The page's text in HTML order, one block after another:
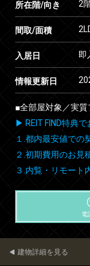
所在階/向き 2
間取/面積
入居日 即
情報更新日
■全部屋対象／実
▶ REIT FIND特典で
１.都内最安値での
２.初期費用のお見
３.内覧・リモート
電
建物詳細を見る